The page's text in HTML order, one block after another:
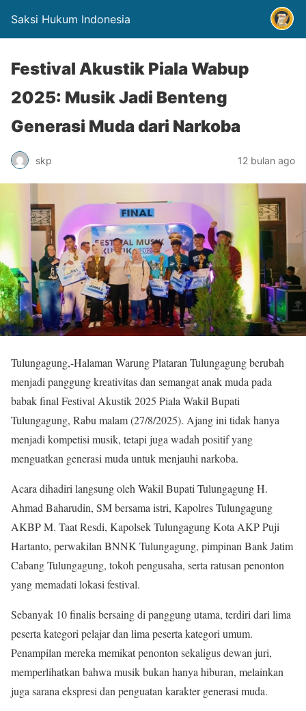
Saksi Hukum Indonesia
Festival Akustik Piala Wabup
2025: Musik Jadi Benteng
Generasi Muda dari Narkoba
skp 12 bulan ago
Tulungagung,-Halaman Warung Plataran Tulungagung berubah
menjadi panggung kreativitas dan semangat anak muda pada
babak final Festival Akustik 2025 Piala Wakil Bupati
Tulungagung, Rabu malam (27/8/2025). Ajang ini tidak hanya
menjadi kompetisi musik, tetapi juga wadah positif yang
menguatkan generasi muda untuk menjauhi narkoba.
Acara dihadiri langsung oleh Wakil Bupati Tulungagung H.
Ahmad Baharudin, SM bersama istri, Kapolres Tulungagung
AKBP M. Taat Resdi, Kapolsek Tulungagung Kota AKP Puji
Hartanto, perwakilan BNNK Tulungagung, pimpinan Bank Jatim
Cabang Tulungagung, tokoh pengusaha, serta ratusan penonton
yang memadati lokasi festival.
Sebanyak 10 finalis bersaing di panggung utama, terdiri dari lima
peserta kategori pelajar dan lima peserta kategori umum.
Penampilan mereka memikat penonton sekaligus dewan juri,
memperlihatkan bahwa musik bukan hanya hiburan, melainkan
juga sarana ekspresi dan penguatan karakter generasi muda.